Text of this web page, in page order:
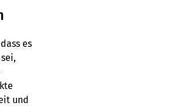
es
und